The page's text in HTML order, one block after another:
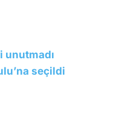
unutmadı
seçildi